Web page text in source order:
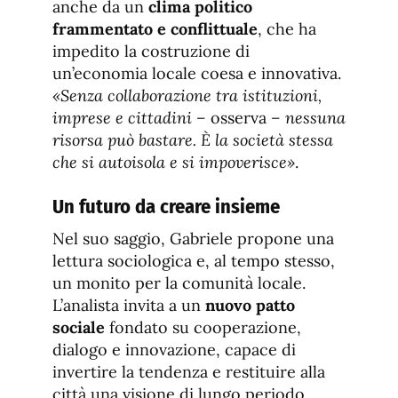
anche da un clima politico
frammentato e conflittuale, che ha
impedito la costruzione di
un’economia locale coesa e innovativa.
«Senza collaborazione tra istituzioni,
imprese e cittadini – osserva – nessuna
risorsa può bastare. È la società stessa
che si autoisola e si impoverisce».
Un futuro da creare insieme
Nel suo saggio, Gabriele propone una
lettura sociologica e, al tempo stesso,
un monito per la comunità locale.
L’analista invita a un nuovo patto
sociale fondato su cooperazione,
dialogo e innovazione, capace di
invertire la tendenza e restituire alla
città una visione di lungo periodo.